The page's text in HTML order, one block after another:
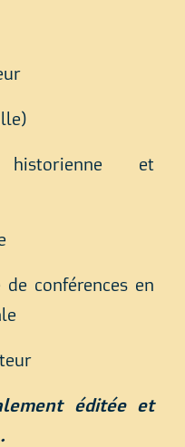
historienne et
conférences en
éditée et
.